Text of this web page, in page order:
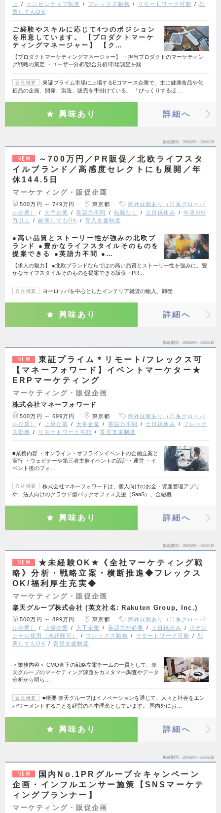
上
インセンティブ制度 フレックス勤務 リモートワーク可能
副
業してもOK
ご経験やスキルに応じて4つのポジション
を用意しています。 【プロダクトマーケ
ティングマネージャー】 【ク…
【プロダクトマーケティングマネージャー】 ・担当プロダクトのマーケティン
グ戦略の策定 ・ユーザー分析/競合分析/市場調査を踏…
会社概要
東証プライム市場に上場するEコマース企業で、主に健康食品や化
粧品の企画、開発、製造、販売を手掛けている。 「びっくりするほ…
興味あり 詳細へ
掲載期間 26/08/06～26/08/26
NEW
～700万円／PR販促／北欧ライフスタ
イルブランド／高感度セレクトにも展開／年
休144.5日
マーケティング・販促企画
500万円 ～ 749万円 東京都
海外展開あり（日系グローバ
ル企業）
大手企業 英語力不問 転勤なし 土日祝休み
年収600
万以上
副業してもOK 育児支援制度
●高い品質とストーリー性が強みの北欧ブ
ランド ●豊かなライフスタイルそのものを
提案できる ●英語力不問 ●…
【求人の魅力】 ●北欧ブランドならではの高い品質とストーリー性を強みに、豊
かなライフスタイルそのものを提案できる販促・PR…
会社概要 ヨーロッパを中心としたインテリア雑貨の輸入、卸売
興味あり 詳細へ
掲載期間 26/08/06～26/08/19
NEW
東証プライム＊リモート/フレックス可
【マネーフォワード】イベントマーケター★
ERPマーケティング
マーケティング・販促企画
株式会社マネーフォワード
500万円 ～ 699万円 東京都
海外展開あり（日系グローバ
ル企業）
上場企業 大手企業 英語力不問 土日祝休み
フレック
ス勤務
リモートワーク可能 育児支援制度
■業務内容 ・オンライン・オフラインイベントの企画立案と
実行 ・ウェビナーや第三者主催イベントの設計・運営 ・イ
ベント後のフォ…
会社概要
株式会社マネーフォワードは、個人向けのお金・資産管理アプリ
や、法人向けのクラウド型バックオフィス支援（SaaS）、金融機…
興味あり 詳細へ
掲載期間 26/08/06～26/08/19
NEW
★未経験OK★《全社マーケティング戦
略》分析・戦略立案・横断推進◆フレックス
OK/福利厚生充実◆
マーケティング・販促企画
楽天グループ株式会社 (英文社名: Rakuten Group, Inc.)
500万円 ～ 899万円 東京都
海外展開あり（日系グローバ
ル企業）
上場企業 大手企業 英語力が必要 土日祝休み
ポテン
シャル採用（未経験可）
フレックス勤務 リモートワーク可能
副
業してもOK
育児支援制度
＜業務内容＞ CMO直下の戦略立案チームの一員として、楽
天グループのマーケティング課題をカスタマー調査やデータ
分析から明ら…
会社概要
■概要 楽天グループはイノベーションを通じて、人々と社会をエン
パワーメントすることを経営の基本理念としています。 国内外にお…
興味あり 詳細へ
掲載期間 26/08/06～26/08/19
NEW
国内No.1PRグループ☆キャンペーン
企画・インフルエンサー施策【SNSマーケテ
ィングプランナー】
マーケティング・販促企画